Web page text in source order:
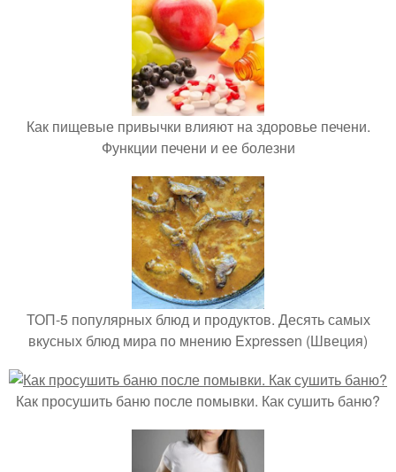
Как пищевые привычки влияют на здоровье печени.
Функции печени и ее болезни
ТОП-5 популярных блюд и продуктов. Десять самых
вкусных блюд мира по мнению Expressen (Швеция)
Как просушить баню после помывки. Как сушить баню?